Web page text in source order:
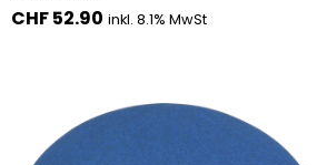
CHF52.90 inkl. 8.1% MwSt